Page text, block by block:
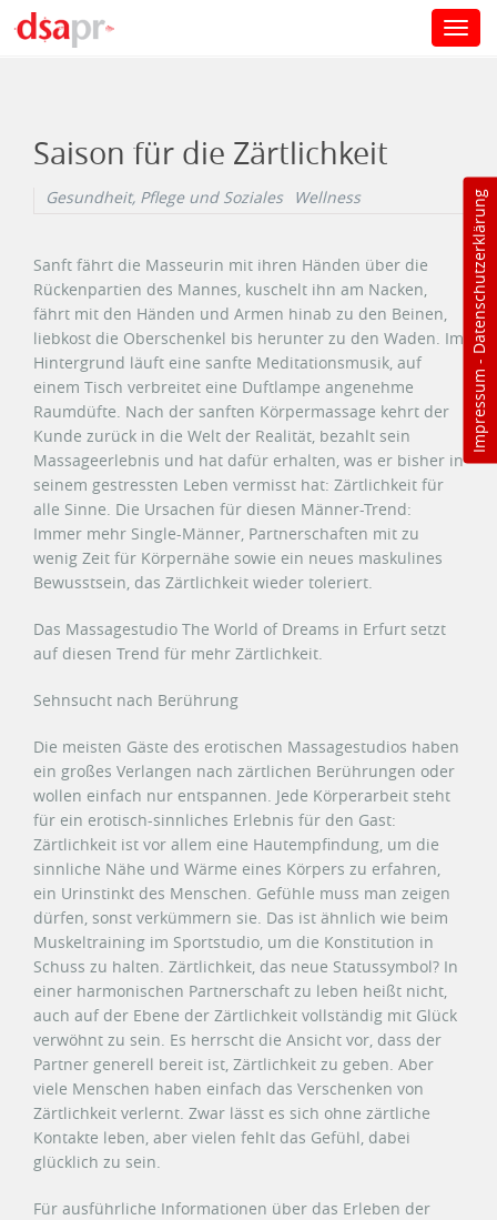
Impressum
-
Datenschutzerklärung
Saison für die Zärtlichkeit
Gesundheit, Pflege und Soziales Wellness
Sanft fährt die Masseurin mit ihren Händen über die
Rückenpartien des Mannes, kuschelt ihn am Nacken,
fährt mit den Händen und Armen hinab zu den Beinen,
liebkost die Oberschenkel bis herunter zu den Waden. Im
Hintergrund läuft eine sanfte Meditationsmusik, auf
einem Tisch verbreitet eine Duftlampe angenehme
Raumdüfte. Nach der sanften Körpermassage kehrt der
Kunde zurück in die Welt der Realität, bezahlt sein
Massageerlebnis und hat dafür erhalten, was er bisher in
seinem gestressten Leben vermisst hat: Zärtlichkeit für
alle Sinne. Die Ursachen für diesen Männer-Trend:
Immer mehr Single-Männer, Partnerschaften mit zu
wenig Zeit für Körpernähe sowie ein neues maskulines
Bewusstsein, das Zärtlichkeit wieder toleriert.
Das Massagestudio The World of Dreams in Erfurt setzt
auf diesen Trend für mehr Zärtlichkeit.
Sehnsucht nach Berührung
Die meisten Gäste des erotischen Massagestudios haben
ein großes Verlangen nach zärtlichen Berührungen oder
wollen einfach nur entspannen. Jede Körperarbeit steht
für ein erotisch-sinnliches Erlebnis für den Gast:
Zärtlichkeit ist vor allem eine Hautempfindung, um die
sinnliche Nähe und Wärme eines Körpers zu erfahren,
ein Urinstinkt des Menschen. Gefühle muss man zeigen
dürfen, sonst verkümmern sie. Das ist ähnlich wie beim
Muskeltraining im Sportstudio, um die Konstitution in
Schuss zu halten. Zärtlichkeit, das neue Statussymbol? In
einer harmonischen Partnerschaft zu leben heißt nicht,
auch auf der Ebene der Zärtlichkeit vollständig mit Glück
verwöhnt zu sein. Es herrscht die Ansicht vor, dass der
Partner generell bereit ist, Zärtlichkeit zu geben. Aber
viele Menschen haben einfach das Verschenken von
Zärtlichkeit verlernt. Zwar lässt es sich ohne zärtliche
Kontakte leben, aber vielen fehlt das Gefühl, dabei
glücklich zu sein.
Für ausführliche Informationen über das Erleben der